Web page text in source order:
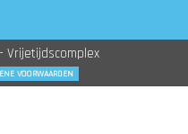
Vrijetijdscomplex
VOORWAARDEN